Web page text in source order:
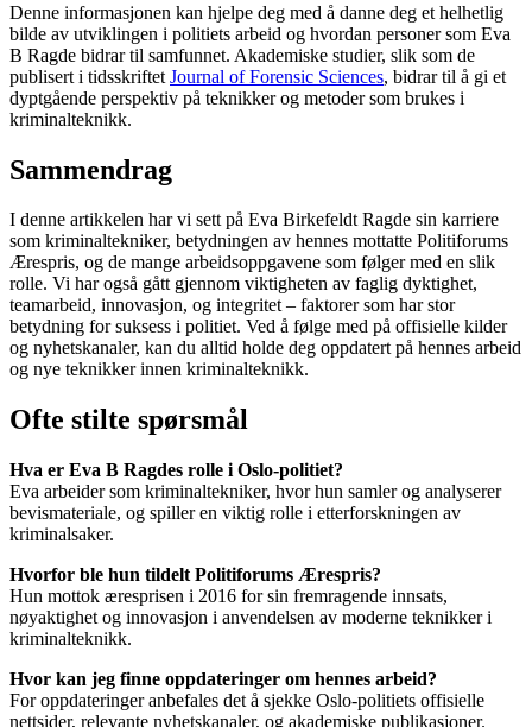
Denne informasjonen kan hjelpe deg med å danne deg et helhetlig
bilde av utviklingen i politiets arbeid og hvordan personer som Eva
B Ragde bidrar til samfunnet. Akademiske studier, slik som de
publisert i tidsskriftet Journal of Forensic Sciences, bidrar til å gi et
dyptgående perspektiv på teknikker og metoder som brukes i
kriminalteknikk.
Sammendrag
I denne artikkelen har vi sett på Eva Birkefeldt Ragde sin karriere
som kriminaltekniker, betydningen av hennes mottatte Politiforums
Ærespris, og de mange arbeidsoppgavene som følger med en slik
rolle. Vi har også gått gjennom viktigheten av faglig dyktighet,
teamarbeid, innovasjon, og integritet – faktorer som har stor
betydning for suksess i politiet. Ved å følge med på offisielle kilder
og nyhetskanaler, kan du alltid holde deg oppdatert på hennes arbeid
og nye teknikker innen kriminalteknikk.
Ofte stilte spørsmål
Hva er Eva B Ragdes rolle i Oslo-politiet?
Eva arbeider som kriminaltekniker, hvor hun samler og analyserer
bevismateriale, og spiller en viktig rolle i etterforskningen av
kriminalsaker.
Hvorfor ble hun tildelt Politiforums Ærespris?
Hun mottok æresprisen i 2016 for sin fremragende innsats,
nøyaktighet og innovasjon i anvendelsen av moderne teknikker i
kriminalteknikk.
Hvor kan jeg finne oppdateringer om hennes arbeid?
For oppdateringer anbefales det å sjekke Oslo-politiets offisielle
nettsider, relevante nyhetskanaler, og akademiske publikasjoner.